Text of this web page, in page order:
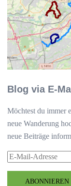
Blog via E-
Möchtest du immer
neue Wanderung
neue Beiträge
E-
AdresseABONNIEREN